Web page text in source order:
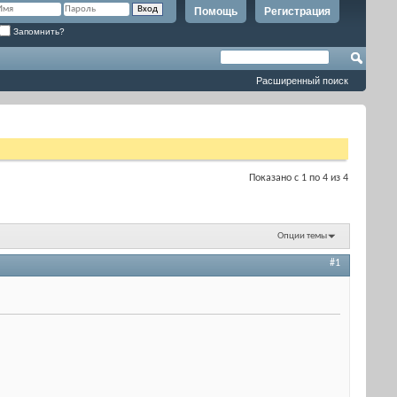
Регистрация
Помощь
Запомнить?
Расширенный поиск
Показано с 1 по 4 из 4
Опции темы
#1